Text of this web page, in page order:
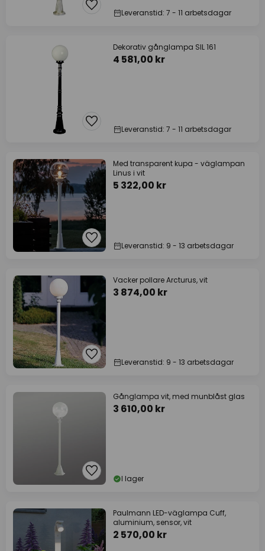
Leveranstid: 7 - 11 arbetsdagar
Dekorativ gånglampa SIL 161
4 581,00 kr
Leveranstid: 7 - 11 arbetsdagar
Med transparent kupa - väglampan
Linus i vit
5 322,00 kr
Leveranstid: 9 - 13 arbetsdagar
Vacker pollare Arcturus, vit
3 874,00 kr
Leveranstid: 9 - 13 arbetsdagar
Gånglampa vit, med munblåst glas
3 610,00 kr
I lager
Paulmann LED-väglampa Cuff,
aluminium, sensor, vit
2 570,00 kr